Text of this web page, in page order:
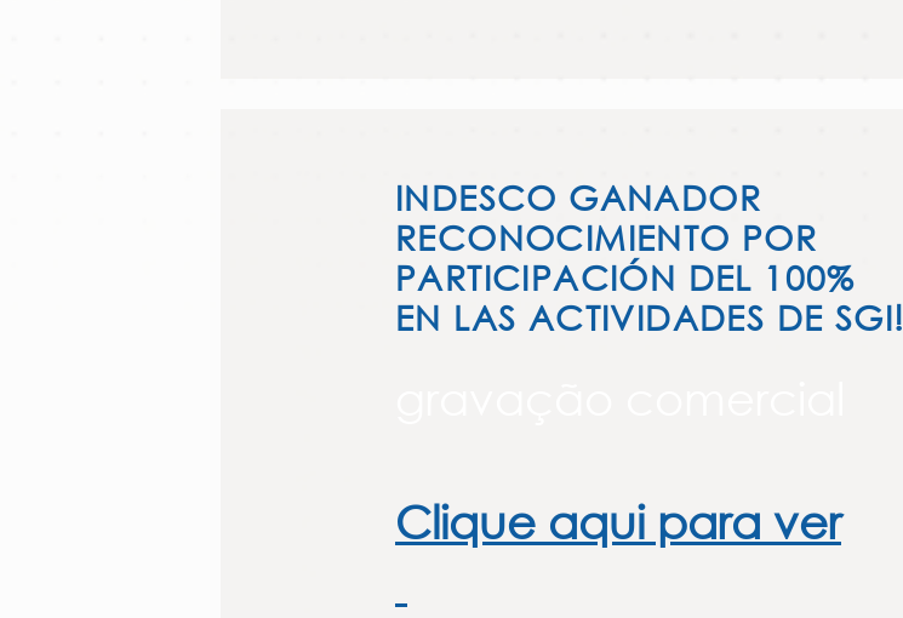
INDESCO GANADOR
RECONOCIMIENTO POR
PARTICIPACIÓN DEL 100%
EN LAS ACTIVIDADES DE SGI!
Clique aqui para ver